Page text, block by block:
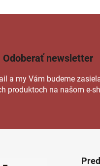
Odoberať newsletter
a my Vám budeme
produktoch na našom e-